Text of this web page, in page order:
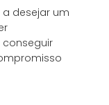
desejar um